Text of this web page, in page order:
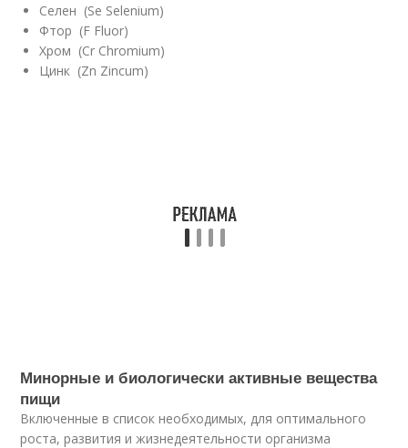
Селен (Se Selenium)
Фтор (F Fluor)
Хром (Cr Chromium)
Цинк (Zn Zincum)
Минорные и биологически активные вещества
пищи
Включенные в список необходимых, для оптимального
роста, развития и жизнедеятельности организма